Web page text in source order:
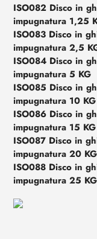
carrello
ISO082 Disco in
impugnatura 1,25
ISO083 Disco in
impugnatura 2,5
ISO084 Disco in
impugnatura 5 KG
ISO085 Disco in
impugnatura 10 KG
ISO086 Disco in
impugnatura 15 KG
ISO087 Disco in
impugnatura 20 KG
ISO088 Disco in
impugnatura 25 KG